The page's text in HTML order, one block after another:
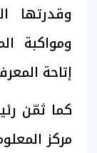
وقدرتها
ومواكبة
إتاحة
كما ثمّن
مركز